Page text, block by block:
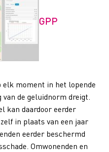
GPP
moment in het lopende
de geluidnorm dreigt.
kan daardoor eerder
in plaats van een jaar
eerder beschermd
Omwonenden en